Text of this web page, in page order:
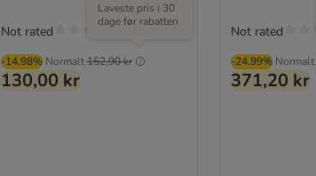
-14.98% Normalt152,90 kr
Laveste pris i 30
dage før rabatten
130,00 kr
Not rated
-24.99% Normalt
371,20 kr
Not rated